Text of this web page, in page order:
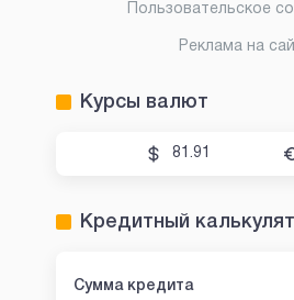
Пользовательское
Реклама на
Курсы валют
81.91
Кредитный
Сумма кредита